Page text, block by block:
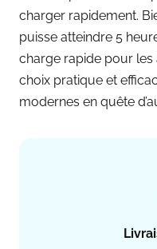
charger rapidement.
puisse atteindre 5
charge rapide pour les
choix pratique et
modernes en quête